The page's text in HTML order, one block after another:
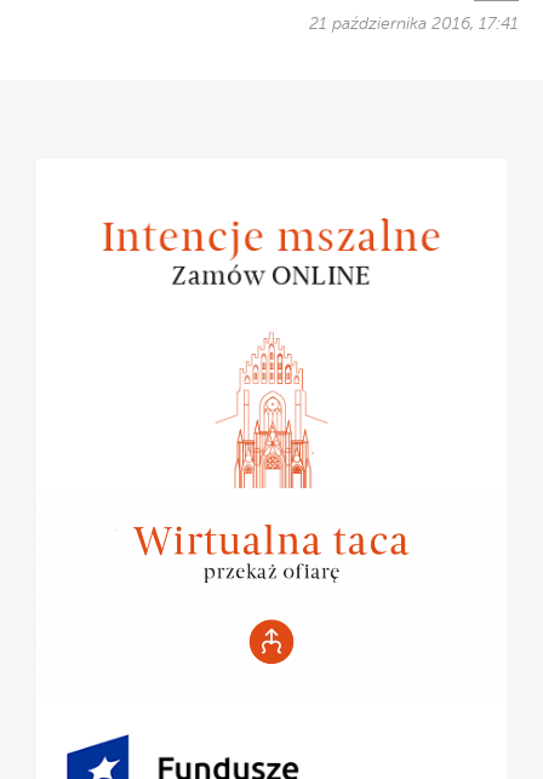
21 października 2016, 17:41